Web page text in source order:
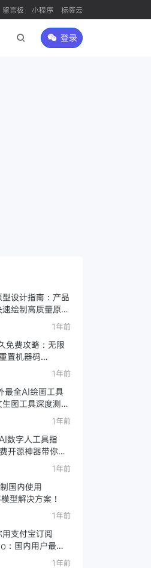
留言板 小程序 标签云
登录
设计指南：产品
绘制高质量原
与资源）
1年前
免费攻略：无限
置机器码
期重置工具实现
1年前
最全AI绘画工具
图工具深度测评
1年前
数字人工具指
开源神器带你免
的AI数字人 1年前
国内使用
型解决方案！
1年前
支付宝订阅
国内用户最全
附取消自动扣费）
1年前